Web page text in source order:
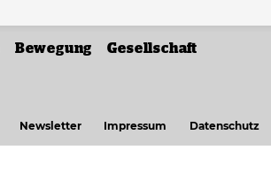
Bewegung Gesellschaft
Newsletter Impressum Datenschutz